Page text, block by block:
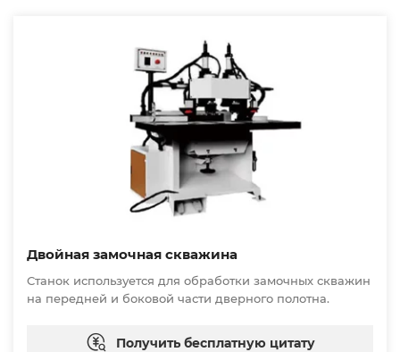
Двойная замочная скважина
Станок используется для обработки замочных скважин
на передней и боковой части дверного полотна.
Получить бесплатную цитату